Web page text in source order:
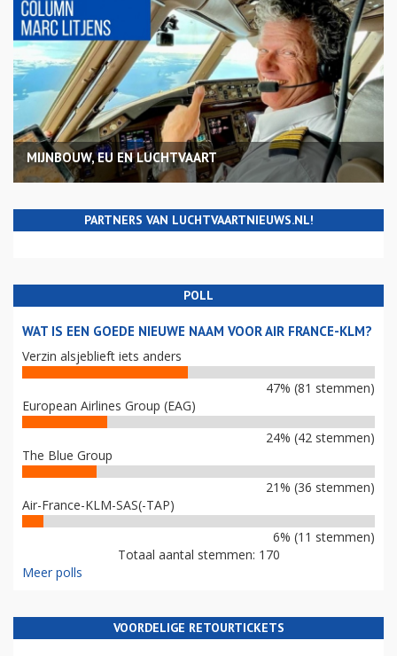
MIJNBOUW, EU EN LUCHTVAART
PARTNERS VAN LUCHTVAARTNIEUWS.NL!
POLL
WAT IS EEN GOEDE NIEUWE NAAM VOOR AIR FRANCE-KLM?
Verzin alsjeblieft iets anders
47% (81 stemmen)
European Airlines Group (EAG)
24% (42 stemmen)
The Blue Group
21% (36 stemmen)
Air-France-KLM-SAS(-TAP)
6% (11 stemmen)
Totaal aantal stemmen: 170
Meer polls
VOORDELIGE RETOURTICKETS